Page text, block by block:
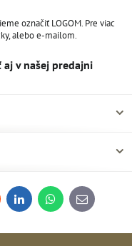
označiť LOGOM. Pre viac
alebo e-mailom.
v našej predajni
LinkedInWhatsApp
E-
mail